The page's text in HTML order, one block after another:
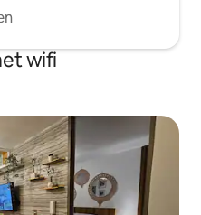
wifi